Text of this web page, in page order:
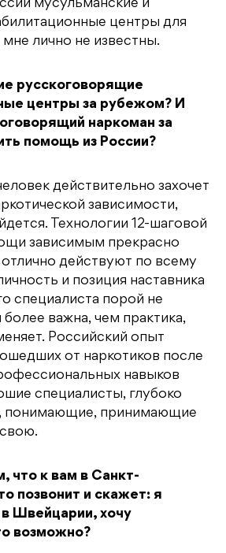
мусульманские и
центры для
лично не известны.
русскоговорящие
центры за рубежом? И
наркоман за
помощь из России?
действительно захочет
зависимости,
Технологии 12-шаговой
зависимым прекрасно
действуют по всему
и позиция наставника
специалиста порой не
важна, чем практика,
Российский опыт
от наркотиков после
навыков
специалисты, глубоко
понимающие, принимающие
что к вам в Санкт-
позвонит и скажет: я
Швейцарии, хочу
возможно?